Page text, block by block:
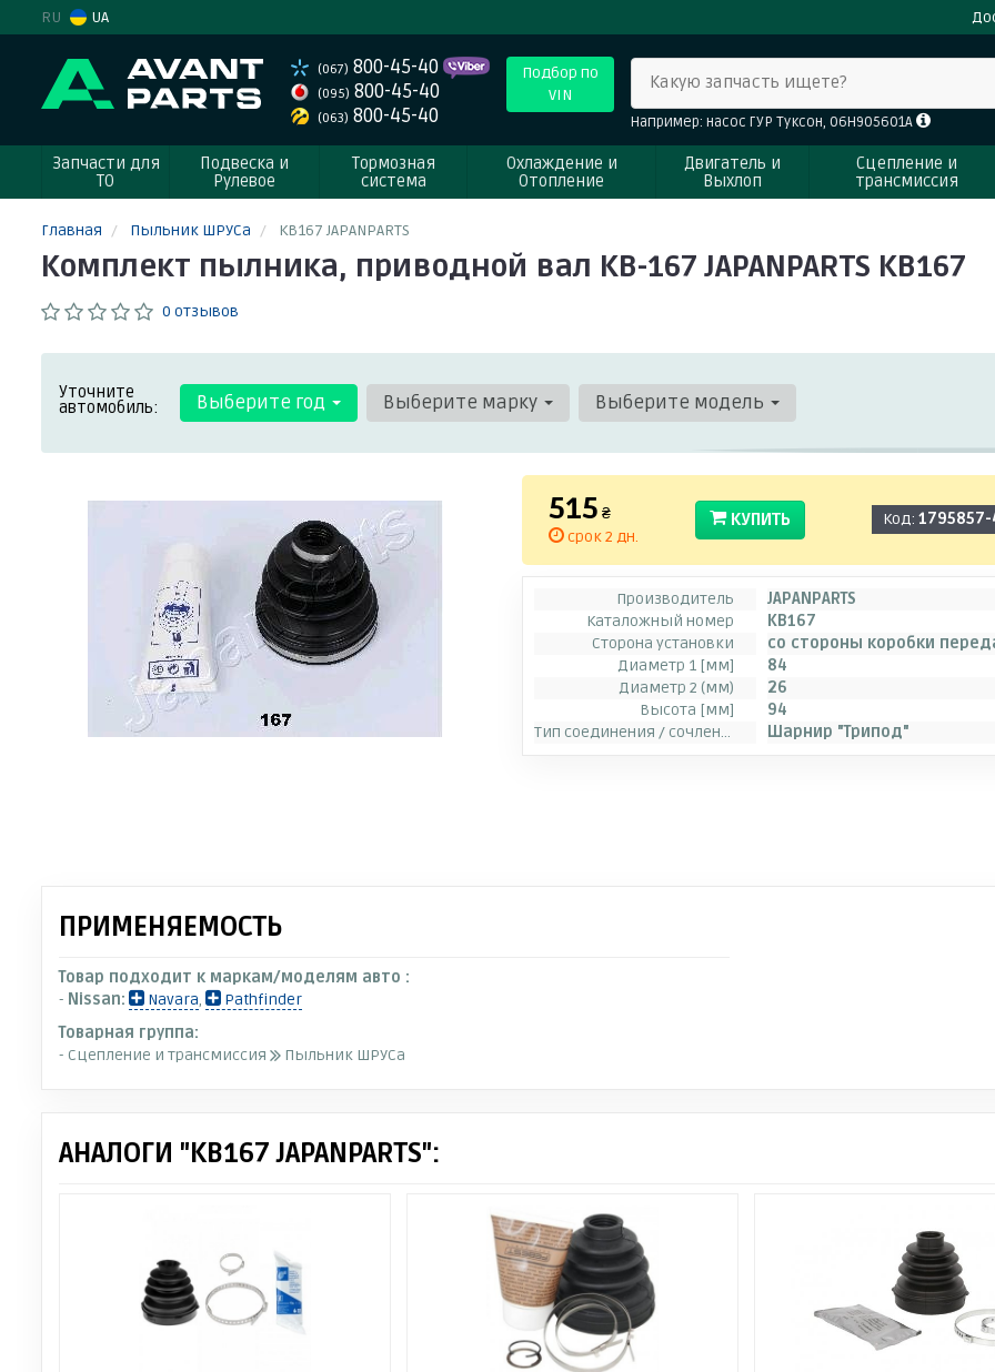
RU UA
(067) 800-45-40
(095) 800-45-40
(063) 800-45-40
Подбор по
VIN
Какую запчасть ищете?
Например: насос ГУР Туксон, 06H905601A
Запчасти для
ТО
Подвеска и
Рулевое
Тормозная
система
Охлаждение и
Отопление
Двигатель и
Выхлоп
Сцепление и
трансмиссия
Главная Пыльник ШРУСа KB167 JAPANPARTS
Комплект пылника, приводной вал KB-167 JAPANPARTS KB167
0 отзывов
Уточните
автомобиль: Выберите год Выберите марку Выберите модель
515 ₴
срок 2 дн.
КУПИТЬ Код:1795857-
Производитель
JAPANPARTS
Каталожный номер
KB167
Сторона установки
со стороны коробки
Диаметр 1 [мм]
84
Диаметр 2 (мм)
26
Высота [мм]
94
Тип соединения / сочленения
Шарнир "Трипод"
ПРИМЕНЯЕМОСТЬ
Товар подходит к маркам/моделям авто :
- Nissan: Navara,
Pathfinder
Товарная группа:
- Сцепление и трансмиссия
Пыльник ШРУСа
АНАЛОГИ "KB167 JAPANPARTS":